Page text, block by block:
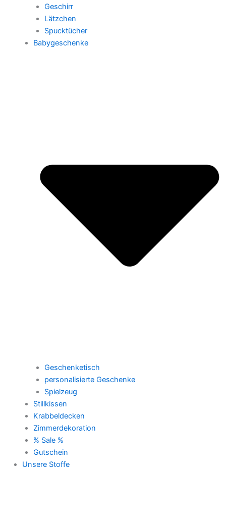
Geschirr
Lätzchen
Spucktücher
Babygeschenke
Geschenketisch
personalisierte Geschenke
Spielzeug
Stillkissen
Krabbeldecken
Zimmerdekoration
% Sale %
Gutschein
Unsere Stoffe